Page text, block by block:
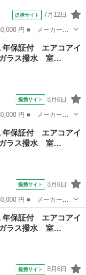
提携サイト 7月12日
レード名： ココア
スマートキー アイ
保証付 エアコアイ
ラス撥水 室…
提携サイト 8月6日
ード名： Ｘ １年保
撥水 室内除菌クリー
保証付 エアコアイ
ラス撥水 室…
提携サイト 8月6日
ード名： Ｘ １年保
撥水 室内除菌クリー
保証付 エアコアイ
ラス撥水 室…
提携サイト 8月6日